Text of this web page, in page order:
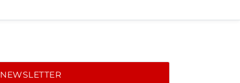
NEWSLETTER